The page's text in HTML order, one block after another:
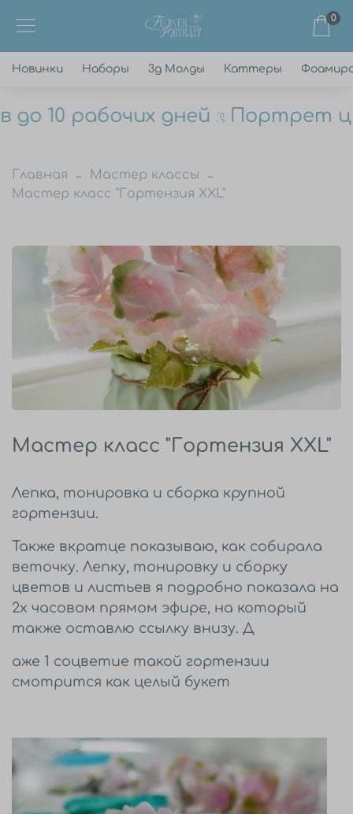
0
Новинки Наборы 3д Молды Каттеры
10 рабочих дней Портрет
Главная
Мастер классы
Мастер класс "Гортензия XXL"
Мастер класс "Гортензия XXL"
Лепка, тонировка и сборка крупной
гортензии.
Также вкратце показываю, как собирала
веточку. Лепку, тонировку и сборку
цветов и листьев я подробно показала на
2х часовом прямом эфире, на который
также оставлю ссылку внизу. Д
аже 1 соцветие такой гортензии
смотрится как целый букет